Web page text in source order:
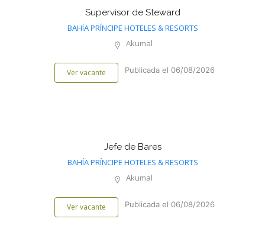
Supervisor de Steward
BAHÍA PRÍNCIPE HOTELES & RESORTS
Akumal
Ver vacante Publicada el 06/08/2026
Jefe de Bares
BAHÍA PRÍNCIPE HOTELES & RESORTS
Akumal
Ver vacante Publicada el 06/08/2026